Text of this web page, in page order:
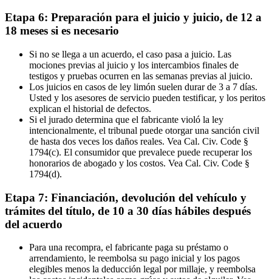
Etapa 6: Preparación para el juicio y juicio, de 12 a
18 meses si es necesario
Si no se llega a un acuerdo, el caso pasa a juicio. Las
mociones previas al juicio y los intercambios finales de
testigos y pruebas ocurren en las semanas previas al juicio.
Los juicios en casos de ley limón suelen durar de 3 a 7 días.
Usted y los asesores de servicio pueden testificar, y los peritos
explican el historial de defectos.
Si el jurado determina que el fabricante violó la ley
intencionalmente, el tribunal puede otorgar una sanción civil
de hasta dos veces los daños reales. Vea Cal. Civ. Code §
1794(c). El consumidor que prevalece puede recuperar los
honorarios de abogado y los costos. Vea Cal. Civ. Code §
1794(d).
Etapa 7: Financiación, devolución del vehículo y
trámites del título, de 10 a 30 días hábiles después
del acuerdo
Para una recompra, el fabricante paga su préstamo o
arrendamiento, le reembolsa su pago inicial y los pagos
elegibles menos la deducción legal por millaje, y reembolsa